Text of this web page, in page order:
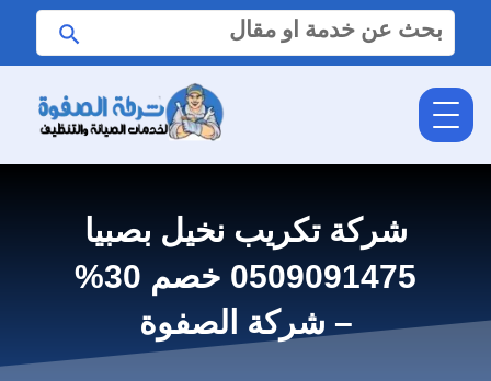
البحث
عن:
شركة تكريب نخيل بصبيا
0509091475 خصم 30%
– شركة الصفوة